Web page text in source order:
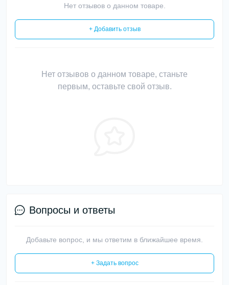
Нет отзывов о данном товаре.
+ Добавить отзыв
Нет отзывов о данном товаре, станьте
первым, оставьте свой отзыв.
Вопросы и ответы
Добавьте вопрос, и мы ответим в ближайшее время.
+ Задать вопрос